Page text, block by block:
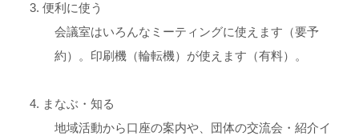
便利に使う
会議室はいろんなミーティングに使えます（要予
約）。印刷機（輪転機）が使えます（有料）。
まなぶ・知る
地域活動から口座の案内や、団体の交流会・紹介イ